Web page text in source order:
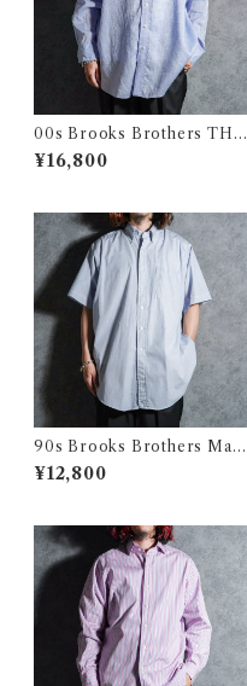
00s Brooks Brothers THO
MAS MASON Linen Shirts
ブルックスブラザーズ トーマ
¥16,800
90s Brooks Brothers Mak
ers OX B.D. Shirts Graph C
heck ブルックスブラザーズ
リカ製
¥12,800